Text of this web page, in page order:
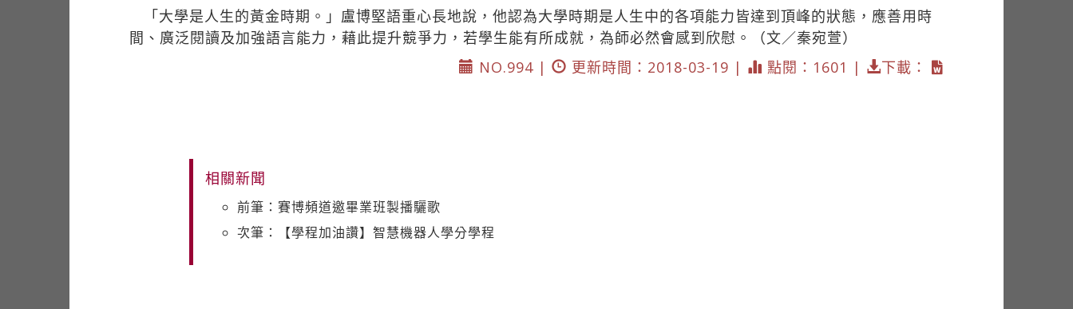
「大學是人生的黃金時期。」盧博堅語重心長地說，他認為大學時期是人生中的各項能力皆達到頂峰的狀態，應善用時
間、廣泛閱讀及加強語言能力，藉此提升競爭力，若學生能有所成就，為師必然會感到欣慰。（文／秦宛萱）
NO.994 |
更新時間：2018-03-19 | 點閱：1601 | 下載：
相關新聞
前筆：賽博頻道邀畢業班製播驪歌
次筆：【學程加油讚】智慧機器人學分學程